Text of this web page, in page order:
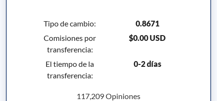
117,209 Opiniones
Tipo de cambio:
0.8671
Comisiones por
transferencia:
$0.00 USD
El tiempo de la
transferencia:
0-2 días